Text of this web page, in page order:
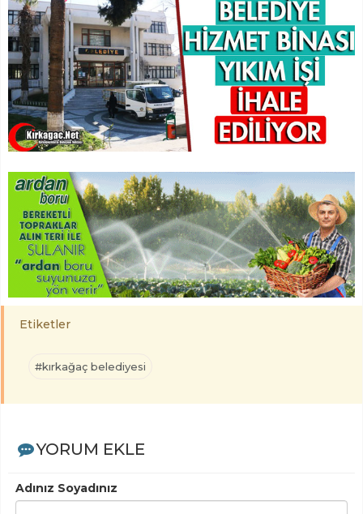
Etiketler
#kırkağaç belediyesi
YORUM EKLE
Adınız Soyadınız